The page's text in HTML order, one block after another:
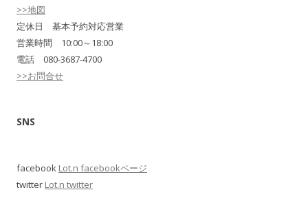
>>地図
定休日 基本予約対応営業
営業時間 10:00～18:00
電話 080-3687-4700
>>お問合せ
SNS
facebook Lot.n facebookページ
twitter Lot.n twitter